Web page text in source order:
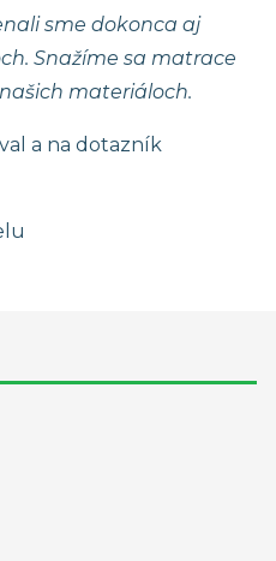
sme dokonca aj
Snažíme sa matrace
materiáloch.
a na dotazník